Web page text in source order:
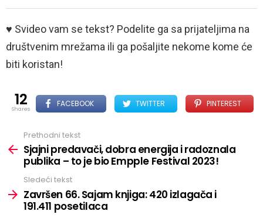
♥ Svideo vam se tekst? Podelite ga sa prijateljima na
društvenim mrežama ili ga pošaljite nekome kome će
biti koristan!
12
shares
FACEBOOK TWITTER PINTEREST
more
Prethodni tekst
Sjajni predavači, dobra energija i radoznala
publika – to je bio Empple Festival 2023!
Sledeći tekst
Završen 66. Sajam knjiga: 420 izlagača i
191.411 posetilaca